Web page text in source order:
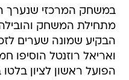
במשחק המרכזי שנערך
הבקיע שמונה שערים
ואריאל רוזנטל
הפועל ראשון לציון בלטו